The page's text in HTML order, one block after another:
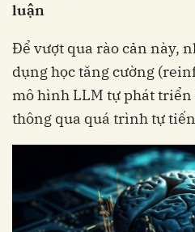
luận
Để vượt qua rào cản này,
dụng học tăng cường
mô hình LLM tự phát
thông qua quá trình tự